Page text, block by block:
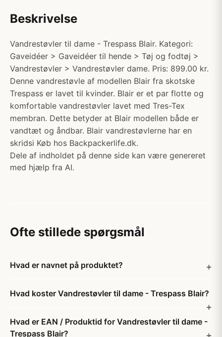
Beskrivelse
Vandrestøvler til dame - Trespass Blair. Kategori:
Gaveidéer > Gaveidéer til hende > Tøj og fodtøj >
Vandrestøvler > Vandrestøvler dame. Pris: 899.00 kr.
Denne vandrestøvle af modellen Blair fra skotske
Trespass er lavet til kvinder. Blair er et par flotte og
komfortable vandrestøvler lavet med Tres-Tex
membran. Dette betyder at Blair modellen både er
vandtæt og åndbar. Blair vandrestøvlerne har en
skridsi Køb hos Backpackerlife.dk.
Dele af indholdet på denne side kan være genereret
med hjælp fra AI.
Ofte stillede spørgsmål
Hvad er navnet på produktet?
Hvad koster Vandrestøvler til dame - Trespass Blair?
Hvad er EAN / Produktid for Vandrestøvler til dame -
Trespass Blair?